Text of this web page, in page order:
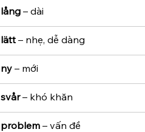
lång – dài
lätt – nhẹ, dễ dàng
ny – mới
svår – khó khăn
problem – vấn đề